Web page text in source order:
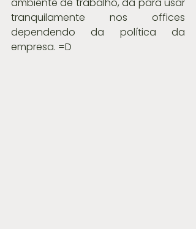
tranquilamente nos offices
dependendo da política da
empresa. =D